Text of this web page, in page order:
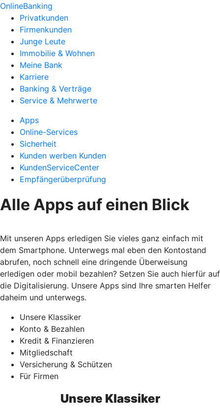
OnlineBanking
Privatkunden
Firmenkunden
Junge Leute
Immobilie & Wohnen
Meine Bank
Karriere
Banking & Verträge
Service & Mehrwerte
Apps
Online-Services
Sicherheit
Kunden werben Kunden
KundenServiceCenter
Empfängerüberprüfung
Alle Apps auf einen Blick
Mit unseren Apps erledigen Sie vieles ganz einfach mit
dem Smartphone. Unterwegs mal eben den Kontostand
abrufen, noch schnell eine dringende Überweisung
erledigen oder mobil bezahlen? Setzen Sie auch hierfür auf
die Digitalisierung. Unsere Apps sind Ihre smarten Helfer
daheim und unterwegs.
Unsere Klassiker
Konto & Bezahlen
Kredit & Finanzieren
Mitgliedschaft
Versicherung & Schützen
Für Firmen
Unsere Klassiker